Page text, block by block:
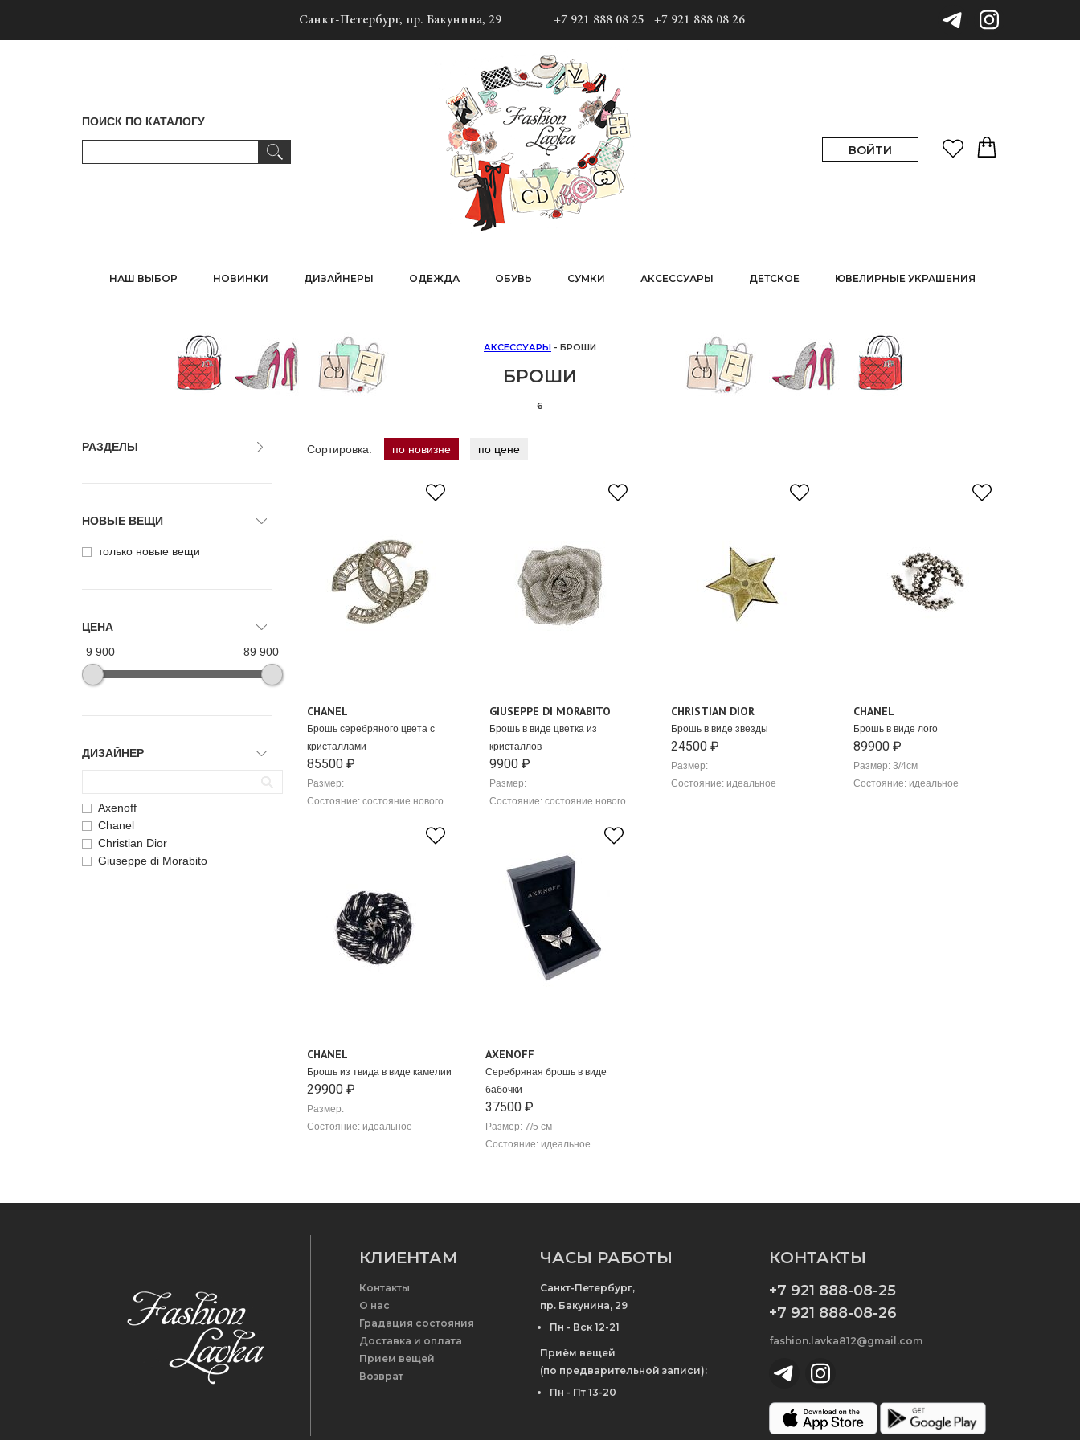
Санкт-Петербург, пр. Бакунина, 29 +7 921 888 08 25 +7 921 888 08 26
ПОИСК ПО КАТАЛОГУ
ВОЙТИ
НАШ ВЫБОР НОВИНКИ ДИЗАЙНЕРЫ ОДЕЖДА ОБУВЬ СУМКИ АКСЕССУАРЫ ДЕТСКОЕ ЮВЕЛИРНЫЕ УКРАШЕНИЯ
АКСЕССУАРЫ - БРОШИ
БРОШИ
6
РАЗДЕЛЫ
НОВЫЕ ВЕЩИ
только новые вещи
ЦЕНА
9 900
89 900
ДИЗАЙНЕР
Axenoff
Chanel
Christian Dior
Giuseppe di Morabito
Сортировка: по новизне по цене
CHANEL
Брошь серебряного цвета с
кристаллами
85500 ₽
Размер:
Состояние: состояние нового
GIUSEPPE DI MORABITO
Брошь в виде цветка из
кристаллов
9900 ₽
Размер:
Состояние: состояние нового
CHRISTIAN DIOR
Брошь в виде звезды
24500 ₽
Размер:
Состояние: идеальное
CHANEL
Брошь в виде лого
89900 ₽
Размер: 3/4cм
Состояние: идеальное
CHANEL
Брошь из твида в виде камелии
29900 ₽
Размер:
Состояние: идеальное
AXENOFF
Серебряная брошь в виде
бабочки
37500 ₽
Размер: 7/5 см
Состояние: идеальное
КЛИЕНТАМ
Контакты
О нас
Градация состояния
Доставка и оплата
Прием вещей
Возврат
ЧАСЫ РАБОТЫ
Санкт-Петербург,
пр. Бакунина, 29
Пн - Вск 12-21
Приём вещей
(по предварительной записи):
Пн - Пт 13-20
КОНТАКТЫ
+7 921 888-08-25
+7 921 888-08-26
fashion.lavka812@gmail.com